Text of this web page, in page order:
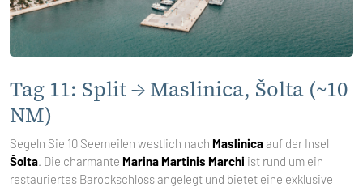
Tag 11: Split → Maslinica, Šolta (~10
NM)
Segeln Sie 10 Seemeilen westlich nach Maslinicaauf der Insel
Šolta. Die charmante Marina Martinis Marchi ist rund um ein
restauriertes Barockschloss angelegt und bietet eine exklusive